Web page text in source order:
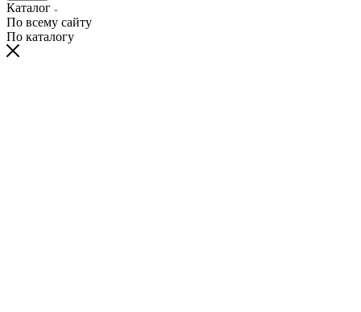
Каталог
По всему сайту
По каталогу